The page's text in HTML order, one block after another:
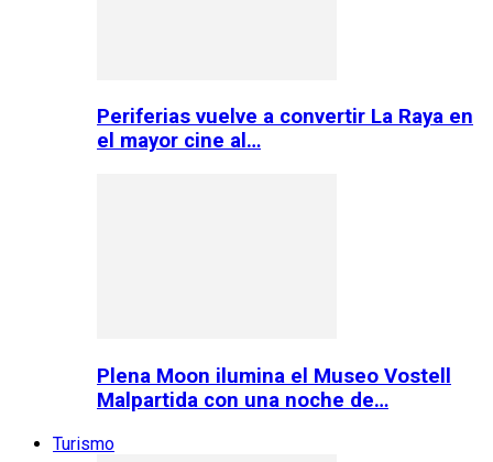
Periferias vuelve a convertir La Raya en
el mayor cine al…
Plena Moon ilumina el Museo Vostell
Malpartida con una noche de…
Turismo